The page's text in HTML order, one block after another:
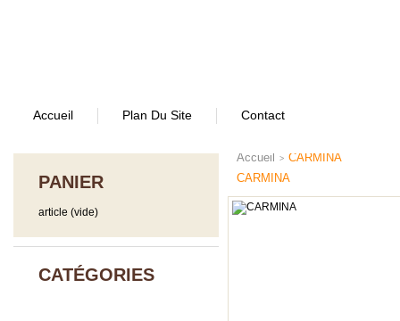
Accueil Plan Du Site Contact
PANIER
article (vide)
CATÉGORIES
Accueil > CARMINA
CARMINA